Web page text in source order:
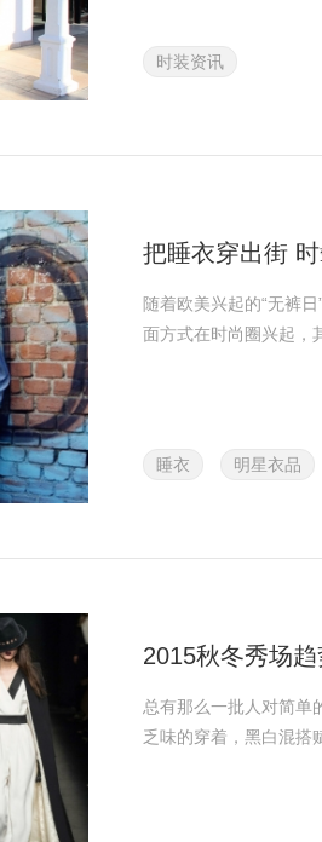
时装资讯
把睡衣穿出街
随着欧美兴起的“无裤
面方式在时尚圈兴起，
睡衣 明星衣品
2015秋冬秀场
总有那么一批人对简单
乏味的穿着，黑白混搭